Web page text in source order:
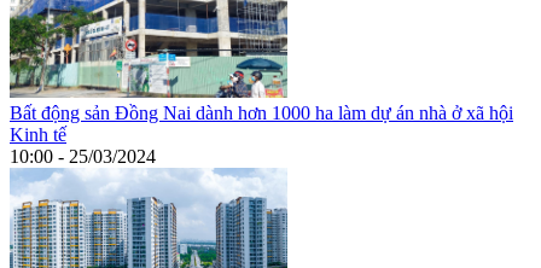
Bất động sản Đồng Nai dành hơn 1000 ha làm dự án nhà ở xã hội
Kinh tế
10:00 - 25/03/2024